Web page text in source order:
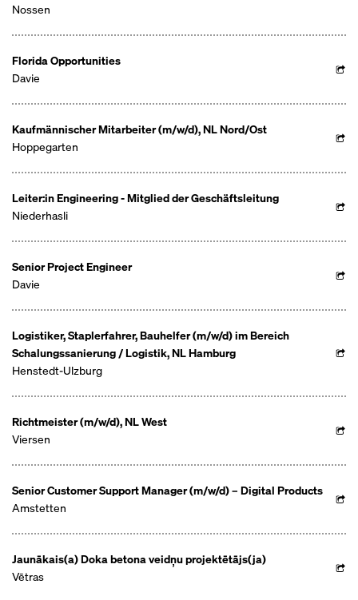
Nossen
Florida Opportunities
Davie
Kaufmännischer Mitarbeiter (m/w/d), NL Nord/Ost
Hoppegarten
Leiter:in Engineering - Mitglied der Geschäftsleitung
Niederhasli
Senior Project Engineer
Davie
Logistiker, Staplerfahrer, Bauhelfer (m/w/d) im Bereich
Schalungssanierung / Logistik, NL Hamburg
Henstedt-Ulzburg
Richtmeister (m/w/d), NL West
Viersen
Senior Customer Support Manager (m/w/d) – Digital Products
Amstetten
Jaunākais(a) Doka betona veidņu projektētājs(ja)
Vētras